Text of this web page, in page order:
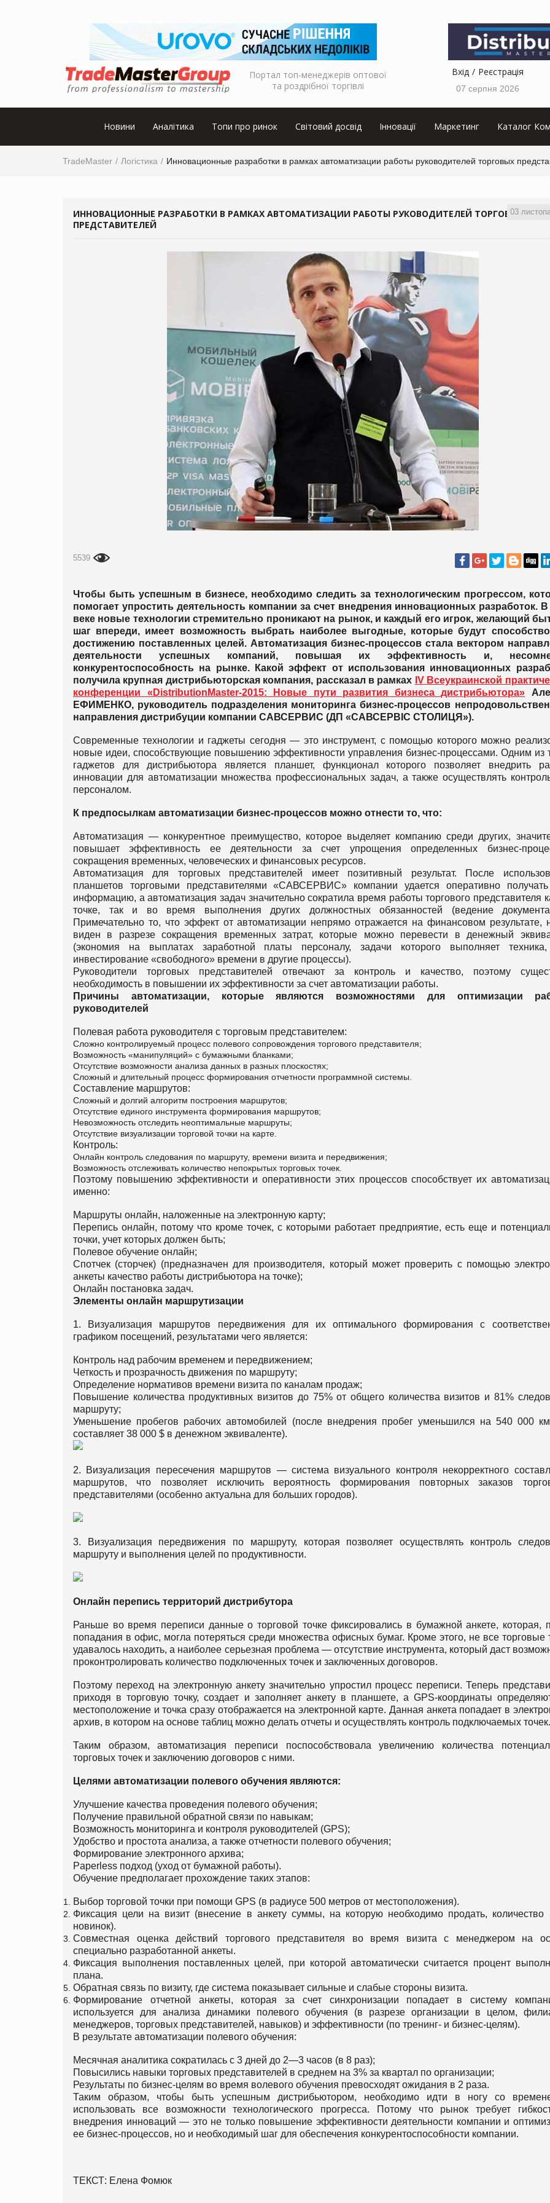
Портал топ-менеджерів оптової
та роздрібної торгівлі
Вхід Реєстрація
07 серпня 2026
Новини Аналітика Топи про ринок Світовий досвід Інновації Маркетинг Каталог
TradeMaster Логістика Инновационные разработки в рамках автоматизации работы руководителей торговых
03
ИННОВАЦИОННЫЕ РАЗРАБОТКИ В РАМКАХ АВТОМАТИЗАЦИИ РАБОТЫ РУКОВОДИТЕЛЕЙ ТОРГОВЫХ
ПРЕДСТАВИТЕЛЕЙ
5539
Чтобы быть успешным в бизнесе, необходимо следить за технологическим прогрессом,
помогает упростить деятельность компании за счет внедрения инновационных разработок.
веке новые технологии стремительно проникают на рынок, и каждый его игрок, желающий
шаг впереди, имеет возможность выбрать наиболее выгодные, которые будут
достижению поставленных целей. Автоматизация бизнес-процессов стала вектором
деятельности успешных компаний, повышая их эффективность и,
конкурентоспособность на рынке. Какой эффект от использования инновационных
получила крупная дистрибьюторская компания, рассказал в рамках IV Всеукраинской
конференции «DistributionMaster-2015: Новые пути развития бизнеса дистрибьютора»
ЕФИМЕНКО, руководитель подразделения мониторинга бизнес-процессов
направления дистрибуции компании САВСЕРВИС (ДП «САВСЕРВІС СТОЛИЦЯ»).
Современные технологии и гаджеты сегодня — это инструмент, с помощью которого можно
новые идеи, способствующие повышению эффективности управления бизнес-процессами. Одним из
гаджетов для дистрибьютора является планшет, функционал которого позволяет внедрить
инновации для автоматизации множества профессиональных задач, а также осуществлять
персоналом.
К предпосылкам автоматизации бизнес-процессов можно отнести то, что:
Автоматизация — конкурентное преимущество, которое выделяет компанию среди других,
повышает эффективность ее деятельности за счет упрощения определенных бизнес-
сокращения временных, человеческих и финансовых ресурсов.
Автоматизация для торговых представителей имеет позитивный результат. После
планшетов торговыми представителями «САВСЕРВИС» компании удается оперативно
информацию, а автоматизация задач значительно сократила время работы торгового представителя
точке, так и во время выполнения других должностных обязанностей (ведение
Примечательно то, что эффект от автоматизации непрямо отражается на финансовом результате,
виден в разрезе сокращения временных затрат, которые можно перевести в денежный
(экономия на выплатах заработной платы персоналу, задачи которого выполняет
инвестирование «свободного» времени в другие процессы).
Руководители торговых представителей отвечают за контроль и качество, поэтому
необходимость в повышении их эффективности за счет автоматизации работы.
Причины автоматизации, которые являются возможностями для оптимизации
руководителей
Полевая работа руководителя с торговым представителем:
Сложно контролируемый процесс полевого сопровождения торгового представителя;
Возможность «манипуляций» с бумажными бланками;
Отсутствие возможности анализа данных в разных плоскостях;
Сложный и длительный процесс формирования отчетности программной системы.
Составление маршрутов:
Сложный и долгий алгоритм построения маршрутов;
Отсутствие единого инструмента формирования маршрутов;
Невозможность отследить неоптимальные маршруты;
Отсутствие визуализации торговой точки на карте.
Контроль:
Онлайн контроль следования по маршруту, времени визита и передвижения;
Возможность отслеживать количество непокрытых торговых точек.
Поэтому повышению эффективности и оперативности этих процессов способствует их
именно:
Маршруты онлайн, наложенные на электронную карту;
Перепись онлайн, потому что кроме точек, с которыми работает предприятие, есть еще и
точки, учет которых должен быть;
Полевое обучение онлайн;
Спотчек (сторчек) (предназначен для производителя, который может проверить с помощью
анкеты качество работы дистрибьютора на точке);
Онлайн постановка задач.
Элементы онлайн маршрутизации
1. Визуализация маршрутов передвижения для их оптимального формирования с
графиком посещений, результатами чего является:
Контроль над рабочим временем и передвижением;
Четкость и прозрачность движения по маршруту;
Определение нормативов времени визита по каналам продаж;
Повышение количества продуктивных визитов до 75% от общего количества визитов и 81%
маршруту;
Уменьшение пробегов рабочих автомобилей (после внедрения пробег уменьшился на 540 000
составляет 38 000 $ в денежном эквиваленте).
2. Визуализация пересечения маршрутов — система визуального контроля некорректного
маршрутов, что позволяет исключить вероятность формирования повторных заказов
представителями (особенно актуальна для больших городов).
3. Визуализация передвижения по маршруту, которая позволяет осуществлять контроль
маршруту и выполнения целей по продуктивности.
Онлайн перепись территорий дистрибутора
Раньше во время переписи данные о торговой точке фиксировались в бумажной анкете, которая,
попадания в офис, могла потеряться среди множества офисных бумаг. Кроме этого, не все торговые
удавалось находить, а наиболее серьезная проблема — отсутствие инструмента, который даст
проконтролировать количество подключенных точек и заключенных договоров.
Поэтому переход на электронную анкету значительно упростил процесс переписи. Теперь
приходя в торговую точку, создает и заполняет анкету в планшете, а GPS-координаты
местоположение и точка сразу отображается на электронной карте. Данная анкета попадает в
архив, в котором на основе таблиц можно делать отчеты и осуществлять контроль подключаемых точек.
Таким образом, автоматизация переписи поспособствовала увеличению количества
торговых точек и заключению договоров с ними.
Целями автоматизации полевого обучения являются:
Улучшение качества проведения полевого обучения;
Получение правильной обратной связи по навыкам;
Возможность мониторинга и контроля руководителей (GPS);
Удобство и простота анализа, а также отчетности полевого обучения;
Формирование электронного архива;
Paperless подход (уход от бумажной работы).
Обучение предполагает прохождение таких этапов:
Выбор торговой точки при помощи GPS (в радиусе 500 метров от местоположения).
Фиксация цели на визит (внесение в анкету суммы, на которую необходимо продать, количество
новинок).
Совместная оценка действий торгового представителя во время визита с менеджером на
специально разработанной анкеты.
Фиксация выполнения поставленных целей, при которой автоматически считается процент
плана.
Обратная связь по визиту, где система показывает сильные и слабые стороны визита.
Формирование отчетной анкеты, которая за счет синхронизации попадает в систему
используется для анализа динамики полевого обучения (в разрезе организации в целом,
менеджеров, торговых представителей, навыков) и эффективности (по тренинг- и бизнес-целям).
В результате автоматизации полевого обучения:
Месячная аналитика сократилась с 3 дней до 2—3 часов (в 8 раз);
Повысились навыки торговых представителей в среднем на 3% за квартал по организации;
Результаты по бизнес-целям во время волевого обучения превосходят ожидания в 2 раза.
Таким образом, чтобы быть успешным дистрибьютором, необходимо идти в ногу со
использовать все возможности технологического прогресса. Потому что рынок требует
внедрения инноваций — это не только повышение эффективности деятельности компании и
ее бизнес-процессов, но и необходимый шаг для обеспечения конкурентоспособности компании.
ТЕКСТ: Елена Фомюк